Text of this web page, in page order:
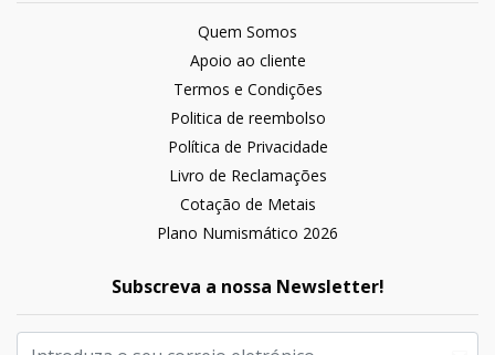
Quem Somos
Apoio ao cliente
Termos e Condições
Politica de reembolso
Política de Privacidade
Livro de Reclamações
Cotação de Metais
Plano Numismático 2026
Subscreva a nossa Newsletter!